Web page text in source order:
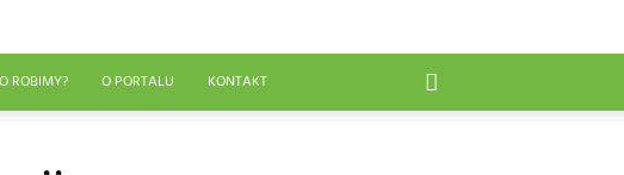
ROBIMY? O PORTALU KONTAKT